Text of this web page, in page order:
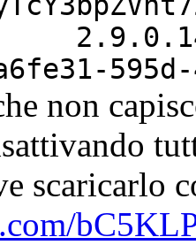
non
scaricarlo